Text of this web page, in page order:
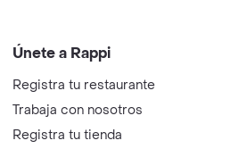
Únete a Rappi
Registra tu restaurante
Trabaja con nosotros
Registra tu tienda